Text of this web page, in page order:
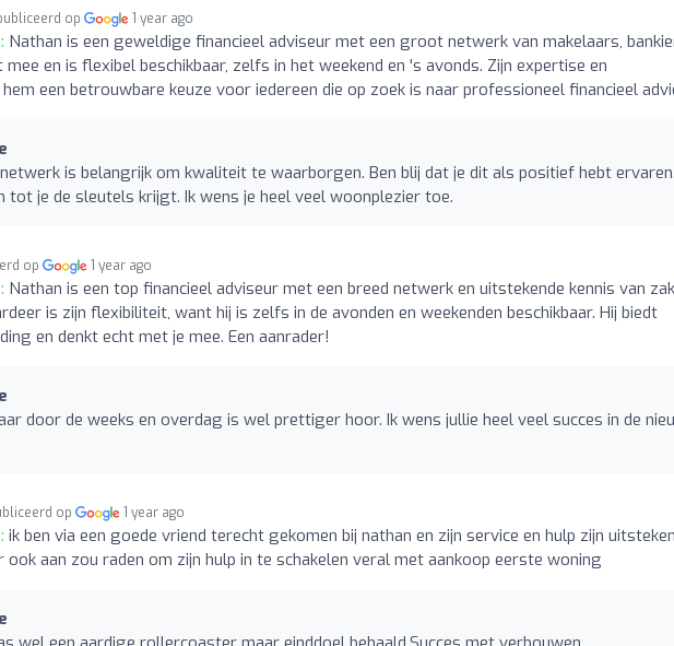
op 1 year ago
Nathan is een geweldige financieel adviseur met een groot netwerk van makelaars,
mee en is flexibel beschikbaar, zelfs in het weekend en 's avonds. Zijn expertise en
een betrouwbare keuze voor iedereen die op zoek is naar professioneel financieel
is belangrijk om kwaliteit te waarborgen. Ben blij dat je dit als positief hebt
tot je de sleutels krijgt. Ik wens je heel veel woonplezier toe.
op 1 year ago
Nathan is een top financieel adviseur met een breed netwerk en uitstekende kennis van
is zijn flexibiliteit, want hij is zelfs in de avonden en weekenden beschikbaar. Hij biedt
en denkt echt met je mee. Een aanrader!
door de weeks en overdag is wel prettiger hoor. Ik wens jullie heel veel succes in de
op 1 year ago
ik ben via een goede vriend terecht gekomen bij nathan en zijn service en hulp zijn
ook aan zou raden om zijn hulp in te schakelen veral met aankoop eerste woning